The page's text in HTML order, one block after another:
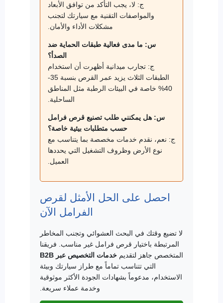
ج: لا، يجب التأكد من توافق الأبعاد
والمواصفات التقنية مع سيارتك لتجنب
مشكلات الأداء والأمان.
س: ما مدى فعالية طبقات الحماية ضد
الصدأ؟
ج: تجارب ميدانية أظهرت أن استخدام
الطبقات الثلاث يزيد عمر القرص بنسبة 35-
40% خاصة في البيئات الرطبة مثل المناطق
الساحلية.
س: هل يمكنني طلب تصنيع قرص فرامل
حسب متطلبات بيئية خاصة؟
ج: نعم، نقدم خدمات مخصصة بما يتناسب مع
نوع الأرض وظروف التشغيل التي يحددها
العميل.
احصل على الحل الأمثل لقرص
الفرامل الآن
لا تضيع وقتك في البحث العشوائي وتجنب المخاطر
المرتبطة باختيار قرص فرامل غير مناسب. فريقنا
المتخصص جاهز لتقديم خدمات التخصيص عبر B2B
التي تتناسب تماماً مع طراز سيارتك وبيئة
الاستخدام، مدعوماً بشهادات الجودة الأكثر موثوقية
وخدمة عملاء سريعة.